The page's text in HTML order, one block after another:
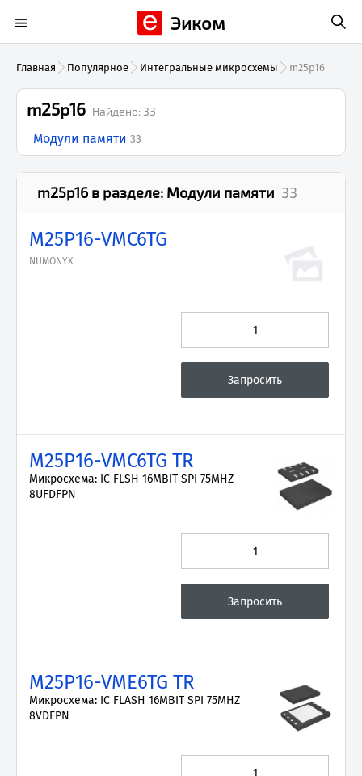
Эиком
Главная Популярное Интегральные микросхемы m25p16
m25p16 Найдено: 33
Модули памяти 33
m25p16 в разделе: Модули памяти 33
M25P16-VMC6TG
NUMONYX
M25P16-VMC6TG TR
Микросхема: IC FLSH 16MBIT SPI 75MHZ
8UFDFPN
M25P16-VME6TG TR
Микросхема: IC FLASH 16MBIT SPI 75MHZ
8VDFPN